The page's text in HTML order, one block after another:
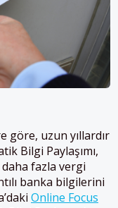
göre, uzun yıllardır
Bilgi Paylaşımı,
fazla vergi
banka bilgilerini
Online Focus